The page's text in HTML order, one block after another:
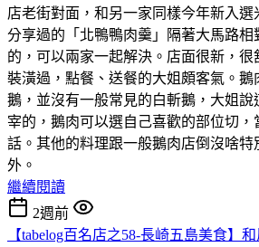
店老街對面，和另一家同樣今年新入
分享過的「北鴨鴨肉羹」隔著大馬路相
的，可以兩家一起解決。店面很新，
裝潢過，點餐、送餐的大姐頗客氣。
鵝，並沒有一般常見的白斬鵝，大姐說
宰的，鵝肉可以選自己喜歡的部位切
話。其他的料理跟一般鵝肉店倒沒啥特
外。
繼續閱讀
2週前
【tabelog百名店之58-長崎五島美食】